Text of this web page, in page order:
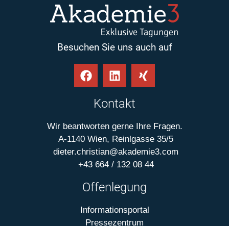
Besuchen Sie uns auch auf
Kontakt
Wir beantworten gerne Ihre Fragen.
A-1140 Wien, Reinlgasse 35/5
dieter.christian@akademie3.com
+43 664 / 132 08 44
Offenlegung
Informationsportal
Pressezentrum